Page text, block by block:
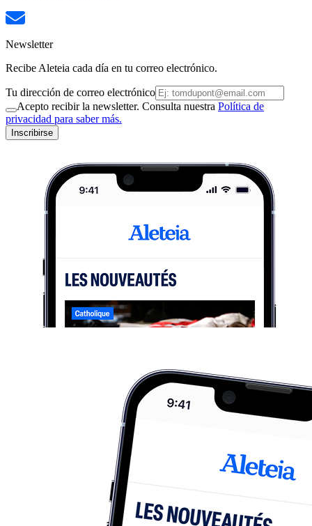
Newsletter
Recibe Aleteia cada día en tu correo electrónico.
Tu dirección de correo electrónico
Acepto recibir la newsletter. Consulta nuestra Política de
privacidad para saber más.
Inscribirse